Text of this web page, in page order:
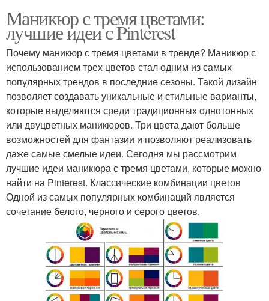
Маникюр с тремя цветами:
лучшие идеи с Pinterest
Почему маникюр с тремя цветами в тренде? Маникюр с
использованием трех цветов стал одним из самых
популярных трендов в последние сезоны. Такой дизайн
позволяет создавать уникальные и стильные варианты,
которые выделяются среди традиционных однотонных
или двуцветных маникюров. Три цвета дают больше
возможностей для фантазии и позволяют реализовать
даже самые смелые идеи. Сегодня мы рассмотрим
лучшие идеи маникюра с тремя цветами, которые можно
найти на Pinterest. Классические комбинации цветов
Одной из самых популярных комбинаций является
сочетание белого, черного и серого цветов.